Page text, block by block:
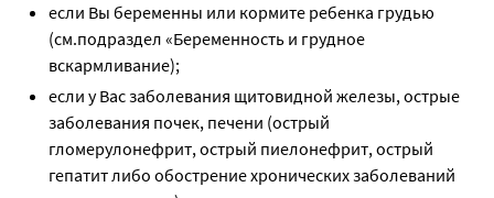
если Вы беременны или кормите ребенка грудью
(см.подраздел «Беременность и грудное
вскармливание);
если у Вас заболевания щитовидной железы, острые
заболевания почек, печени (острый
гломерулонефрит, острый пиелонефрит, острый
гепатит либо обострение хронических заболеваний